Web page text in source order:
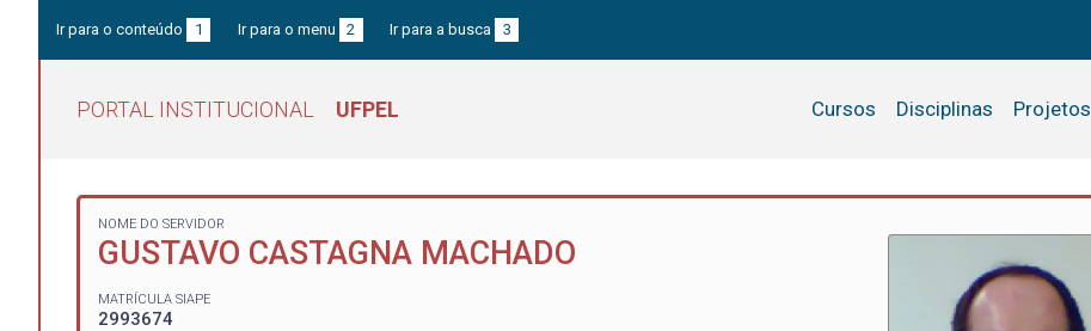
Ir para o conteúdo 1 Ir para o menu 2 Ir para a busca 3
PORTAL INSTITUCIONAL UFPEL Cursos Disciplinas Projetos
NOME DO SERVIDOR
GUSTAVO CASTAGNA MACHADO
MATRÍCULA SIAPE
2993674